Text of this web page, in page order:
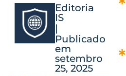
Editoria
IS
|
Publicado
em
setembro
25, 2025